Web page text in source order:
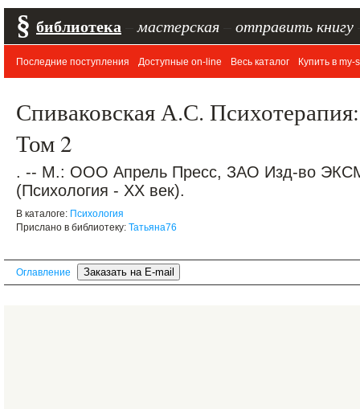
§ библиотека мастерская отправить книгу
Последние поступления Доступные on-line Весь каталог Купить в my-
Спиваковская А.С.
Том 2
. -- М.: ООО Апрель Пресс, ЗАО Изд-во
(Психология - XX век).
В каталоге: Психология
Прислано в библиотеку: Татьяна76
Оглавление